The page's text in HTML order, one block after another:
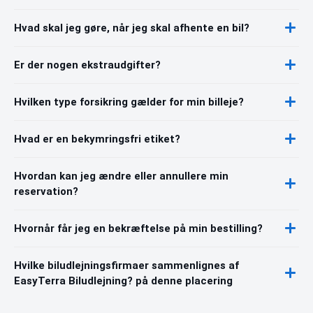
Hvad skal jeg gøre, når jeg skal afhente en bil?
Er der nogen ekstraudgifter?
Hvilken type forsikring gælder for min billeje?
Hvad er en bekymringsfri etiket?
Hvordan kan jeg ændre eller annullere min
reservation?
Hvornår får jeg en bekræftelse på min bestilling?
Hvilke biludlejningsfirmaer sammenlignes af
EasyTerra Biludlejning? på denne placering